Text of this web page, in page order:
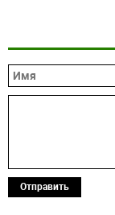
Отправить